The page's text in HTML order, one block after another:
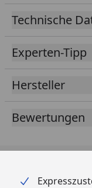
Technische
Experten-Tipp
Hersteller
Bewertungen